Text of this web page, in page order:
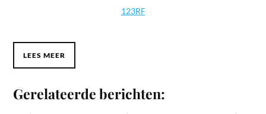
123RF
LEES MEER
Gerelateerde berichten: